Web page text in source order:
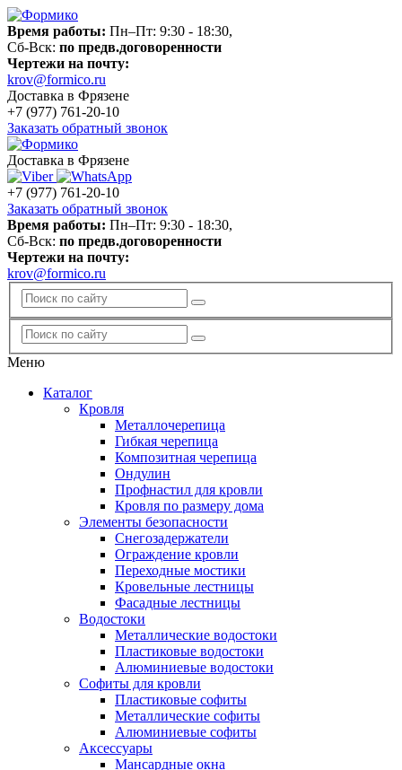
Время работы: Пн–Пт: 9:30 - 18:30,
Сб-Вск: по предв.договоренности
Чертежи на почту:
krov@formico.ru
Доставка в Фрязене
+7 (977) 761-20-10
Заказать обратный звонок
Доставка в Фрязене
+7 (977) 761-20-10
Заказать обратный звонок
Время работы: Пн–Пт: 9:30 - 18:30,
Сб-Вск: по предв.договоренности
Чертежи на почту:
krov@formico.ru
Меню
Каталог
Кровля
Металлочерепица
Гибкая черепица
Композитная черепица
Ондулин
Профнастил для кровли
Кровля по размеру дома
Элементы безопасности
Снегозадержатели
Ограждение кровли
Переходные мостики
Кровельные лестницы
Фасадные лестницы
Водостоки
Металлические водостоки
Пластиковые водостоки
Алюминиевые водостоки
Софиты для кровли
Пластиковые софиты
Металлические софиты
Алюминиевые софиты
Аксессуары
Мансардные окна